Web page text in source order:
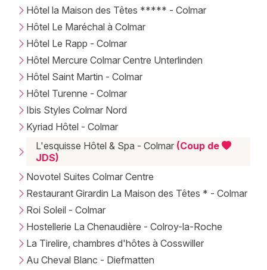
Hôtel la Maison des Têtes ***** - Colmar
Hôtel Le Maréchal à Colmar
Hôtel Le Rapp - Colmar
Hôtel Mercure Colmar Centre Unterlinden
Hôtel Saint Martin - Colmar
Hôtel Turenne - Colmar
Ibis Styles Colmar Nord
Kyriad Hôtel - Colmar
L'esquisse Hôtel & Spa - Colmar (Coup de
JDS)
Novotel Suites Colmar Centre
Restaurant Girardin La Maison des Têtes * - Colmar
Roi Soleil - Colmar
Hostellerie La Chenaudière - Colroy-la-Roche
La Tirelire, chambres d'hôtes à Cosswiller
Au Cheval Blanc - Diefmatten